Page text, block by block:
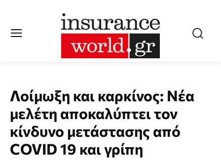
Λοίμωξη και καρκίνος: Νέα
μελέτη αποκαλύπτει τον
κίνδυνο μετάστασης από
COVID 19 και γρίπη